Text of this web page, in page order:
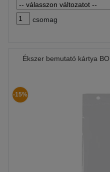
csomag
Ékszer bemutató kártya
-15%